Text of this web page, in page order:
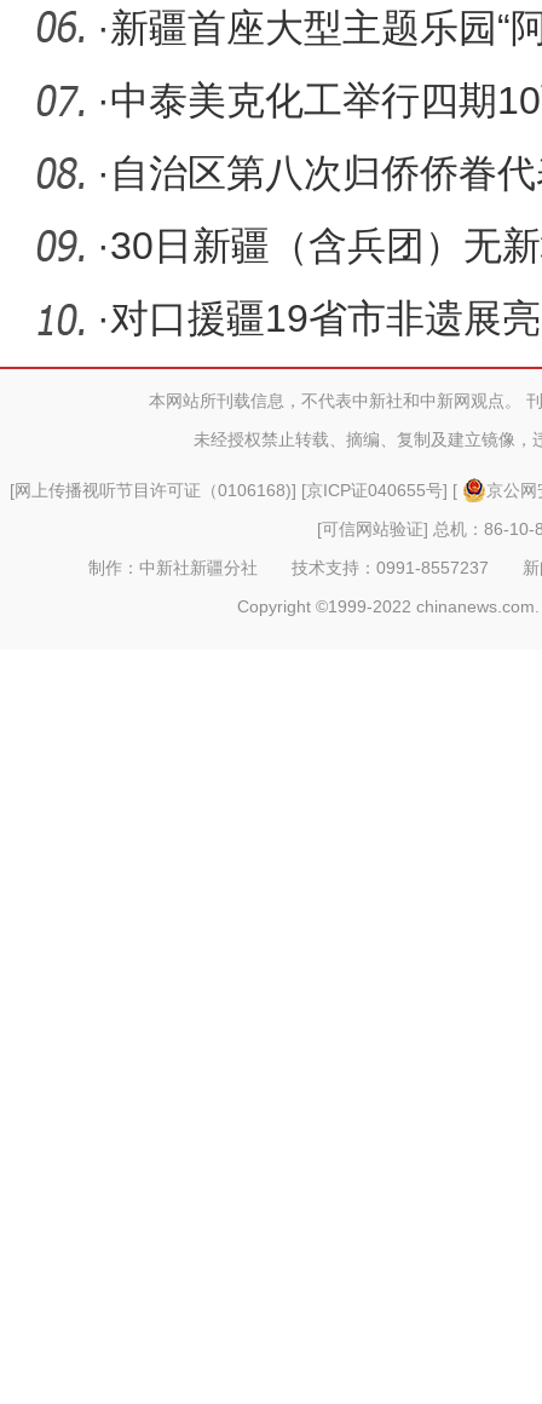
·新疆首座大型主题乐园“
游客
·中泰美克化工举行四期
交仪式
· 自治区第八次归侨侨眷
·30日新疆（含兵团）无
症状感染
·对口援疆19省市非遗展亮
本网站所刊载信息，不代表中新社和中新网观点。
未经授权禁止转载、摘编、复制及建立镜像，
[网上传播视听节目许可证（0106168)] [京ICP证040655号] [
京公
[可信网站验证] 总机：86-10-
制作：中新社新疆分社 技术支持：0991-8557237
Copyright ©1999-2022